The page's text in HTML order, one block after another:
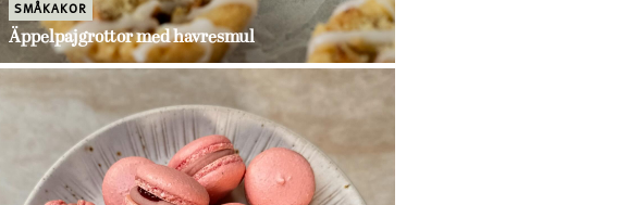
SMÅKAKOR
Äppelpajgrottor med havresmul